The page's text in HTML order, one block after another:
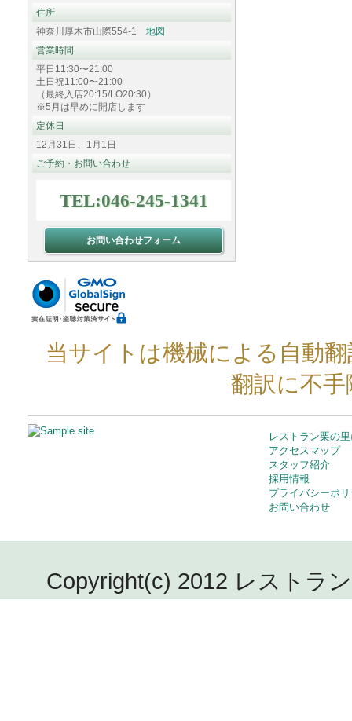
住所
神奈川厚木市山際554-1 地図
営業時間
平日11:30〜21:00
土日祝11:00〜21:00
（最終入店20:15/LO20:30）
※5月は早めに開店します
定休日
12月31日、1月1日
ご予約・お問い合わせ
TEL:046-245-1341
お問い合わせフォーム
当サイトは機械による自動
翻訳に不
レストラン栗の
アクセスマップ
スタッフ紹介
採用情報
プライバシーポ
お問い合わせ
Copyright(c) 2012 レストラ